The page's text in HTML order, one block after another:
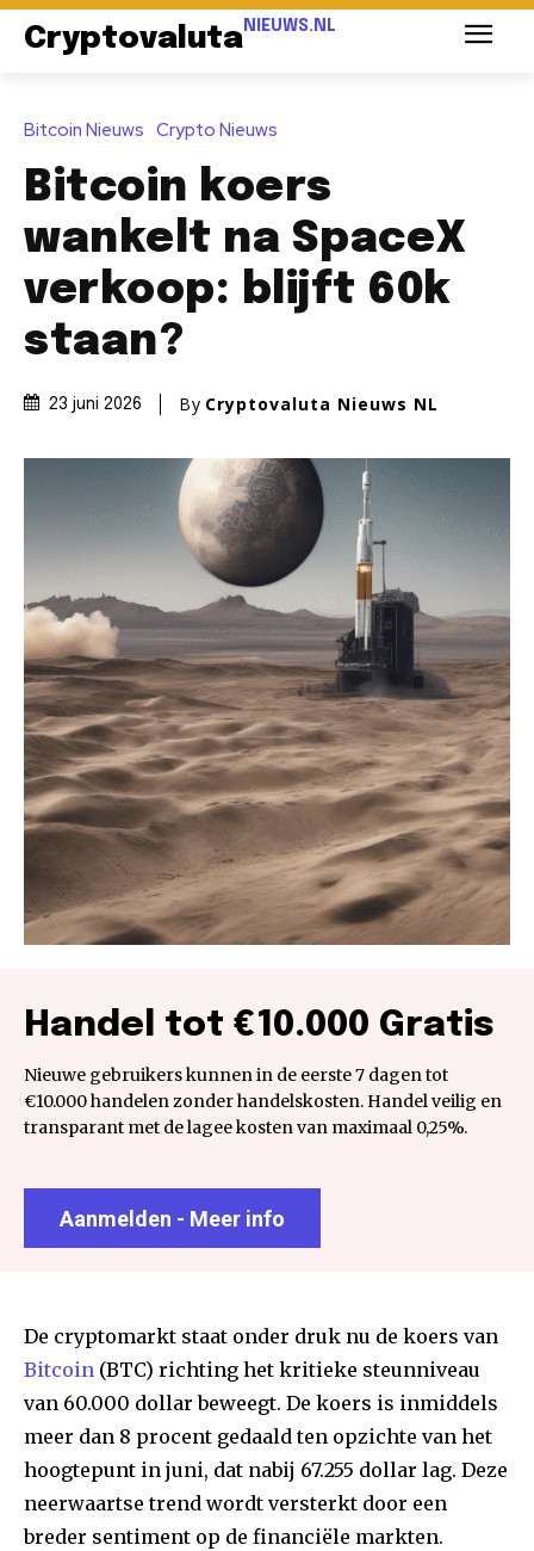
Cryptovaluta NIEUWS.NL
Bitcoin Nieuws Crypto Nieuws
Bitcoin koers
wankelt na SpaceX
verkoop: blijft 60k
staan?
23 juni 2026 By Cryptovaluta Nieuws NL
Handel tot €10.000 Gratis
Nieuwe gebruikers kunnen in de eerste 7 dagen tot
€10.000 handelen zonder handelskosten. Handel veilig en
transparant met de lagee kosten van maximaal 0,25%.
Aanmelden - Meer info
De cryptomarkt staat onder druk nu de koers van
Bitcoin (BTC) richting het kritieke steunniveau
van 60.000 dollar beweegt. De koers is inmiddels
meer dan 8 procent gedaald ten opzichte van het
hoogtepunt in juni, dat nabij 67.255 dollar lag. Deze
neerwaartse trend wordt versterkt door een
breder sentiment op de financiële markten.